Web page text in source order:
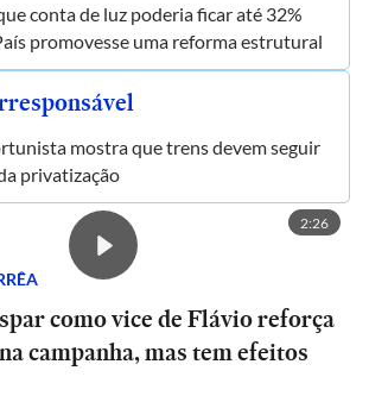
conta de luz poderia ficar até 32%
promovesse uma reforma estrutural
mostra que trens devem seguir
privatização
2:26
como vice de Flávio reforça
campanha, mas tem efeitos